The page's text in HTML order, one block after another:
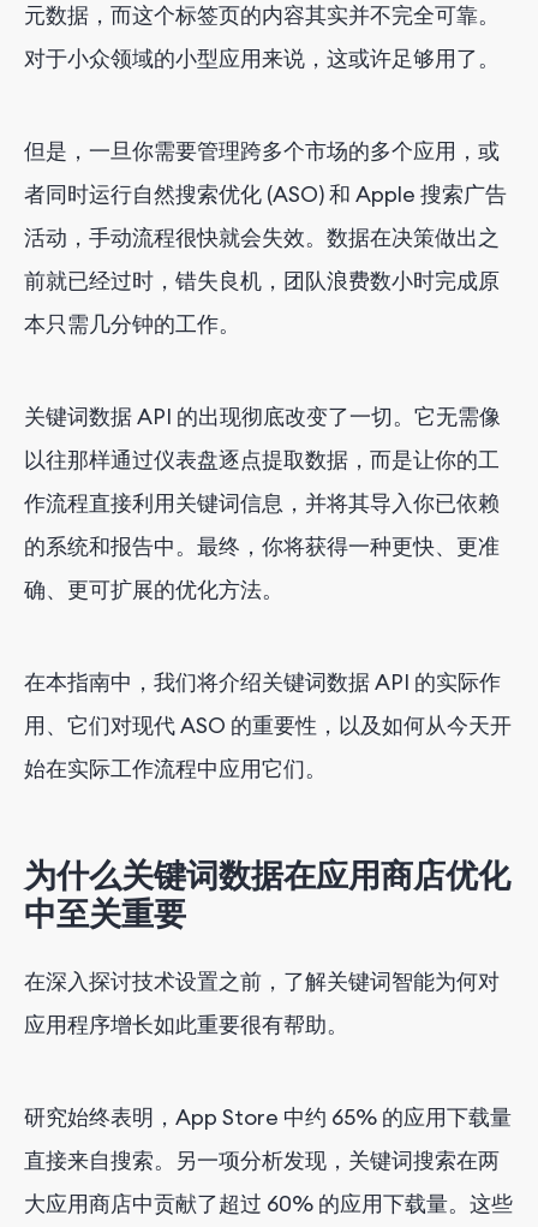
元数据，而这个标签页的内容其实并不完全可靠。
对于小众领域的小型应用来说，这或许足够用了。
但是，一旦你需要管理跨多个市场的多个应用，或
者同时运行自然搜索优化 (ASO) 和 Apple 搜索广告
活动，手动流程很快就会失效。数据在决策做出之
前就已经过时，错失良机，团队浪费数小时完成原
本只需几分钟的工作。
关键词数据 API 的出现彻底改变了一切。它无需像
以往那样通过仪表盘逐点提取数据，而是让你的工
作流程直接利用关键词信息，并将其导入你已依赖
的系统和报告中。最终，你将获得一种更快、更准
确、更可扩展的优化方法。
在本指南中，我们将介绍关键词数据 API 的实际作
用、它们对现代 ASO 的重要性，以及如何从今天开
始在实际工作流程中应用它们。
为什么关键词数据在应用商店优化
中至关重要
在深入探讨技术设置之前，了解关键词智能为何对
应用程序增长如此重要很有帮助。
研究始终表明，App Store 中约 65% 的应用下载量
直接来自搜索。另一项分析发现，关键词搜索在两
大应用商店中贡献了超过 60% 的应用下载量。这些